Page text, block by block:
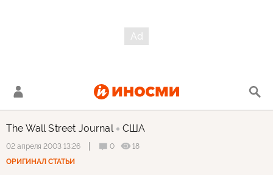
The Wall Street Journal США
02 апреля 2003 13:26 0
18
ОРИГИНАЛ СТАТЬИ